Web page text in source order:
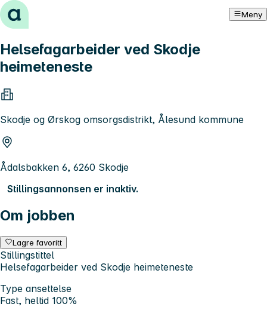
Hopp til innhold Meny
Helsefagarbeider ved Skodje
heimeteneste
Skodje og Ørskog omsorgsdistrikt, Ålesund kommune
Ådalsbakken 6, 6260 Skodje
Stillingsannonsen er inaktiv.
Om jobben
Lagre favoritt
Stillingstittel
Helsefagarbeider ved Skodje heimeteneste
Type ansettelse
Fast, heltid 100%